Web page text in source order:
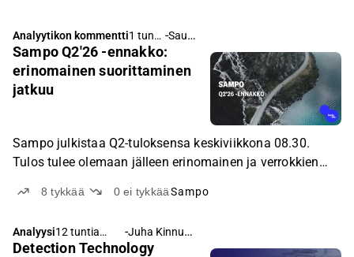
Analyytikon kommentti1 tunti
sitten
- Sauli Vilén
Sampo Q2'26 -ennakko:
erinomainen suorittaminen
jatkuu
Sampo julkistaa Q2-tuloksensa keskiviikkona 08.30.
Tulos tulee olemaan jälleen erinomainen ja verrokkien
keskiviikkona 08.25 alkaen.
8tykkää 0ei tykkääSampo
Analyysi12 tuntia
sitten
- Juha Kinnunen
Detection Technology